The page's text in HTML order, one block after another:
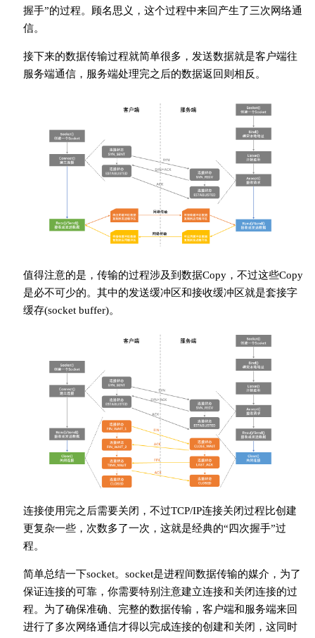
握手”的过程。顾名思义，这个过程中来回产生了三次网络通
信。
接下来的数据传输过程就简单很多，发送数据就是客户端往
服务端通信，服务端处理完之后的数据返回则相反。
值得注意的是，传输的过程涉及到数据Copy，不过这些Copy
是必不可少的。其中的发送缓冲区和接收缓冲区就是套接字
缓存(socket buffer)。
连接使用完之后需要关闭，不过TCP/IP连接关闭过程比创建
更复杂一些，次数多了一次，这就是经典的“四次握手”过
程。
简单总结一下socket。socket是进程间数据传输的媒介，为了
保证连接的可靠，你需要特别注意建立连接和关闭连接的过
程。为了确保准确、完整的数据传输，客户端和服务端来回
进行了多次网络通信才得以完成连接的创建和关闭，这同时